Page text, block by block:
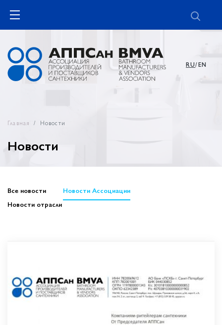
RU/EN
Главная Новости
Новости
Все новости
Новости Ассоциации
Новости отрасли